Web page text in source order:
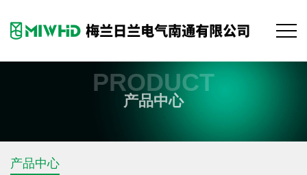
产品中心
PRODUCT
产品中心